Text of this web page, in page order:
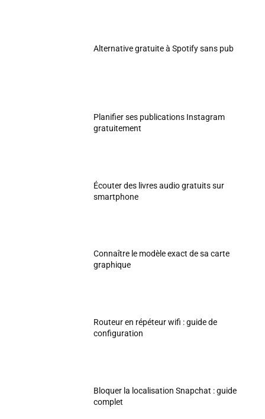
Alternative gratuite à Spotify sans pub
Planifier ses publications Instagram
gratuitement
Écouter des livres audio gratuits sur
smartphone
Connaître le modèle exact de sa carte
graphique
Routeur en répéteur wifi : guide de
configuration
Bloquer la localisation Snapchat : guide
complet